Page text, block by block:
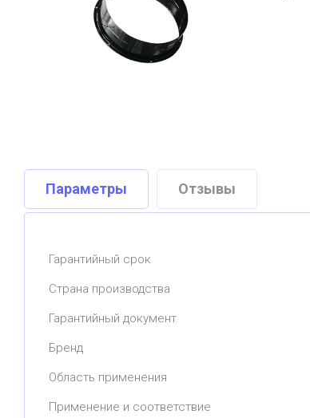
Параметры Отзывы
Гарантийный срок
Страна производства
Гарантийный документ
Бренд
Область применения
Применение и соответствие